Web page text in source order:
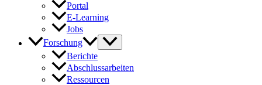
Portal
E-Learning
Jobs
Forschung
Berichte
Abschlussarbeiten
Ressourcen